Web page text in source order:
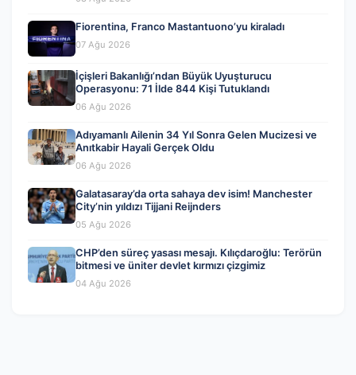
Fiorentina, Franco Mastantuono’yu kiraladı
07 Ağu 2026
İçişleri Bakanlığı’ndan Büyük Uyuşturucu
Operasyonu: 71 İlde 844 Kişi Tutuklandı
06 Ağu 2026
Adıyamanlı Ailenin 34 Yıl Sonra Gelen Mucizesi ve
Anıtkabir Hayali Gerçek Oldu
06 Ağu 2026
Galatasaray’da orta sahaya dev isim! Manchester
City’nin yıldızı Tijjani Reijnders
05 Ağu 2026
CHP’den süreç yasası mesajı. Kılıçdaroğlu: Terörün
bitmesi ve üniter devlet kırmızı çizgimiz
04 Ağu 2026